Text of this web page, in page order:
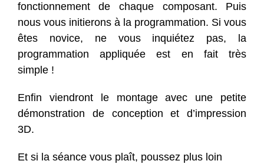
fonctionnement de chaque composant. Puis
nous vous initierons à la programmation. Si vous
êtes novice, ne vous inquiétez pas, la
programmation appliquée est en fait très
simple !
Enfin viendront le montage avec une petite
démonstration de conception et d’impression
3D.
Et si la séance vous plaît, poussez plus loin